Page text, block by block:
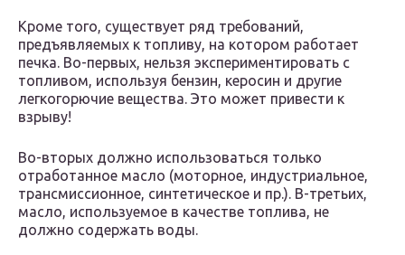
Кроме того, существует ряд требований,
предъявляемых к топливу, на котором работает
печка. Во-первых, нельзя экспериментировать с
топливом, используя бензин, керосин и другие
легкогорючие вещества. Это может привести к
взрыву!
Во-вторых должно использоваться только
отработанное масло (моторное, индустриальное,
трансмиссионное, синтетическое и пр.). В-третьих,
масло, используемое в качестве топлива, не
должно содержать воды.